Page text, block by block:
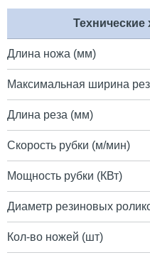
Технические
Длина ножа (мм)
Максимальная ширина
Длина реза (мм)
Скорость рубки (м/мин)
Мощность рубки (КВт)
Диаметр резиновых
Кол-во ножей (шт)